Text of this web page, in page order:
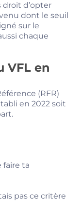
droit d’opter
dont le seuil
sur le
chaque
VFL en
(RFR)
en 2022 soit
faire ta
pas ce critère